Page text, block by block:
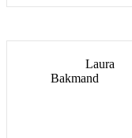
Laura
Bakmand